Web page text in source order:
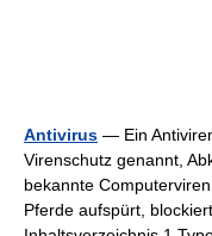
Antivirus — Ein
Virenschutz genannt,
bekannte
Pferde aufspürt,